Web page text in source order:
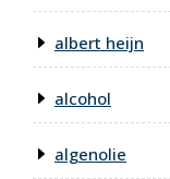
albert heijn
alcohol
algenolie